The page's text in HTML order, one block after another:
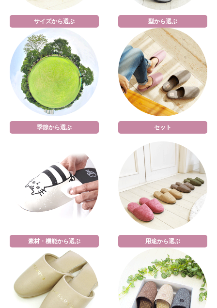
サイズから選ぶ 型から選ぶ
季節から選ぶ セット
素材・機能から選ぶ 用途から選ぶ